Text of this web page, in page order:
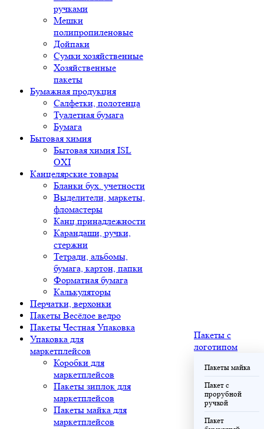
ручками
Мешки
полипропиленовые
Дойпаки
Сумки хозяйственные
Хозяйственные
пакеты
Бумажная продукция
Салфетки, полотенца
Туалетная бумага
Бумага
Бытовая химия
Бытовая химия ISL
OXI
Канцелярские товары
Бланки бух. учетности
Выделители, маркеты,
фломастеры
Канц.принадлежности
Карандаши, ручки,
стержни
Тетради, альбомы,
бумага, картон, папки
Форматная бумага
Калькуляторы
Перчатки, верхонки
Пакеты Весёлое ведро
Пакеты Честная Упаковка
Упаковка для
маркетплейсов
Коробки для
маркетплейсов
Пакеты зиплок для
маркетплейсов
Пакеты майка для
маркетплейсов
Пакеты с
логотипом
Пакеты майка
Пакет с
прорубной
ручкой
Пакет